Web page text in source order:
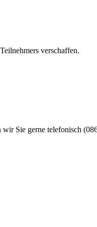
verschaffen.
Sie gerne telefonisch